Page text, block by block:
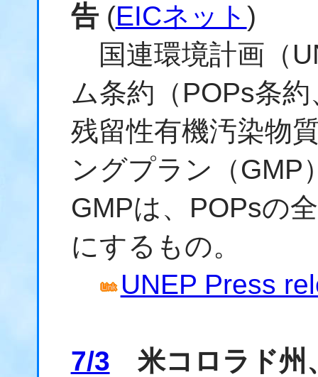
告(EICネット )
国連環境計画（
ム条約（POPs条
残留性有機汚染物
ングプラン（GMP
GMPは、POPsの
にするもの。
UNEP Press
7/3 米コロラド州